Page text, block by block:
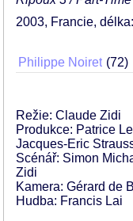
2003 Francie
Philippe Noiret 72
Režie: Claude Zidi
Produkce: Patrice
Jacques-Eric
Scénář: Simon
Zidi
Kamera: Gérard de
Hudba: Francis Lai